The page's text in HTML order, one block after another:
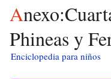
Anexo:Cuarta temporada de
Phineas y
Enciclopedia para niños